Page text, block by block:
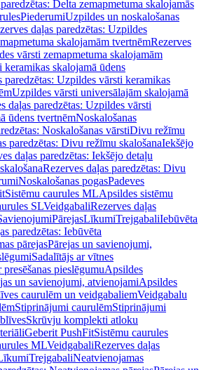
Delta zemapmetuma skalojamās
PiederumiUzpildes un noskalošanas
daļas paredzētas: Uzpildes
skalojamām tvertnēmRezerves
vārsti zemapmetuma skalojamām
skalojamā ūdens
paredzētas: Uzpildes vārsti keramikas
Uzpildes vārsti universālajām skalojamā
daļas paredzētas: Uzpildes vārsti
ūdens tvertnēmNoskalošanas
Noskalošanas vārstiDivu režīmu
paredzētas: Divu režīmu skalošanaIekšējo
daļas paredzētas: Iekšējo detaļu
Rezerves daļas paredzētas: Divu
Noskalošanas pogasPadeves
Sistēmu caurules MLApsildes sistēmu
SLVeidgabaliRezerves daļas
PārejasLīkumiTrejgabaliIebūvēta
paredzētas: Iebūvēta
pārejasPārejas un savienojumi,
Sadalītājs ar vītnes
presēšanas pieslēgumuApsildes
un savienojumi, atvienojamiApsildes
caurulēm un veidgabaliemVeidgabalu
Stiprinājumi caurulēmStiprinājumi
Skrūvju komplekti atloku
Geberit PushFitSistēmu caurules
MLVeidgabaliRezerves daļas
TrejgabaliNeatvienojamas